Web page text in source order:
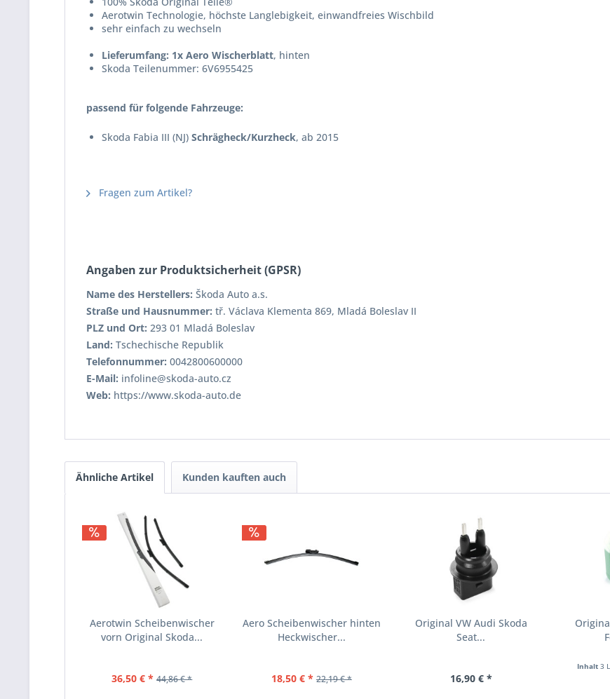
Aerotwin Technologie, höchste Langlebigkeit, einwandfreies Wischbild
sehr einfach zu wechseln
Lieferumfang: 1x Aero Wischerblatt, hinten
Skoda Teilenummer: 6V6955425
passend für folgende Fahrzeuge:
Skoda Fabia III (NJ) Schrägheck/Kurzheck, ab 2015
Fragen zum Artikel?
Angaben zur Produktsicherheit (GPSR)
Name des Herstellers: Škoda Auto a.s.
Straße und Hausnummer: tř. Václava Klementa 869, Mladá Boleslav II
PLZ und Ort: 293 01 Mladá Boleslav
Land: Tschechische Republik
Telefonnummer: 0042800600000
E-Mail: infoline@skoda-auto.cz
Web: https://www.skoda-auto.de
Ähnliche Artikel Kunden kauften auch
Aerotwin Scheibenwischer
vorn Original Skoda...
36,50 € * 44,86 € *
Aero Scheibenwischer hinten
Heckwischer...
18,50 € * 22,19 € *
Original VW Audi Skoda
Seat...
16,90 € *
Inhalt3